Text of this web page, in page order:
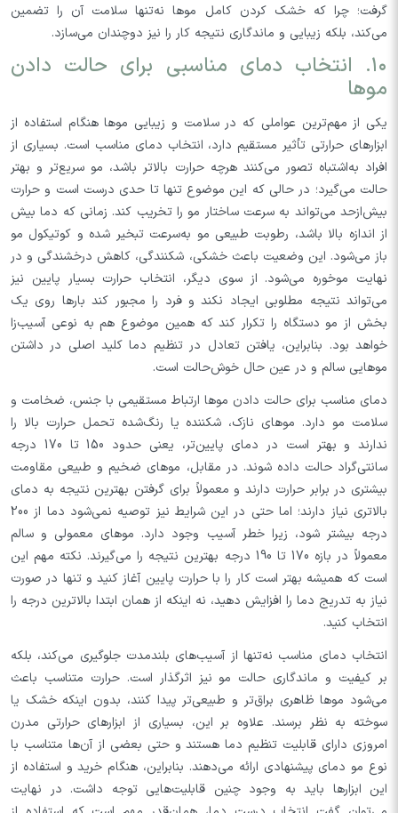
گرفت؛ چرا که خشک کردن کامل موها نه‌تنها سلامت آن را تضمین
می‌کند، بلکه زیبایی و ماندگاری نتیجه کار را نیز دوچندان می‌سازد.
۱۰. انتخاب دمای مناسبی برای حالت دادن
موها
یکی از مهم‌ترین عواملی که در سلامت و زیبایی موها هنگام استفاده از
ابزارهای حرارتی تأثیر مستقیم دارد، انتخاب دمای مناسب است. بسیاری از
افراد به‌اشتباه تصور می‌کنند هرچه حرارت بالاتر باشد، مو سریع‌تر و بهتر
حالت می‌گیرد؛ در حالی که این موضوع تنها تا حدی درست است و حرارت
بیش‌ازحد می‌تواند به سرعت ساختار مو را تخریب کند. زمانی که دما بیش
از اندازه بالا باشد، رطوبت طبیعی مو به‌سرعت تبخیر شده و کوتیکول مو
باز می‌شود. این وضعیت باعث خشکی، شکنندگی، کاهش درخشندگی و در
نهایت موخوره می‌شود. از سوی دیگر، انتخاب حرارت بسیار پایین نیز
می‌تواند نتیجه مطلوبی ایجاد نکند و فرد را مجبور کند بارها روی یک
بخش از مو دستگاه را تکرار کند که همین موضوع هم به نوعی آسیب‌زا
خواهد بود. بنابراین، یافتن تعادل در تنظیم دما کلید اصلی در داشتن
موهایی سالم و در عین حال خوش‌حالت است.
دمای مناسب برای حالت دادن موها ارتباط مستقیمی با جنس، ضخامت و
سلامت مو دارد. موهای نازک، شکننده یا رنگ‌شده تحمل حرارت بالا را
ندارند و بهتر است در دمای پایین‌تر، یعنی حدود 150 تا 170 درجه
سانتی‌گراد حالت داده شوند. در مقابل، موهای ضخیم و طبیعی مقاومت
بیشتری در برابر حرارت دارند و معمولاً برای گرفتن بهترین نتیجه به دمای
بالاتری نیاز دارند؛ اما حتی در این شرایط نیز توصیه نمی‌شود دما از 200
درجه بیشتر شود، زیرا خطر آسیب وجود دارد. موهای معمولی و سالم
معمولاً در بازه 170 تا 190 درجه بهترین نتیجه را می‌گیرند. نکته مهم این
است که همیشه بهتر است کار را با حرارت پایین آغاز کنید و تنها در صورت
نیاز به تدریج دما را افزایش دهید، نه اینکه از همان ابتدا بالاترین درجه را
انتخاب کنید.
انتخاب دمای مناسب نه‌تنها از آسیب‌های بلندمدت جلوگیری می‌کند، بلکه
بر کیفیت و ماندگاری حالت مو نیز اثرگذار است. حرارت متناسب باعث
می‌شود موها ظاهری براق‌تر و طبیعی‌تر پیدا کنند، بدون اینکه خشک یا
سوخته به نظر برسند. علاوه بر این، بسیاری از ابزارهای حرارتی مدرن
امروزی دارای قابلیت تنظیم دما هستند و حتی بعضی از آن‌ها متناسب با
نوع مو دمای پیشنهادی ارائه می‌دهند. بنابراین، هنگام خرید و استفاده از
این ابزارها باید به وجود چنین قابلیت‌هایی توجه داشت. در نهایت